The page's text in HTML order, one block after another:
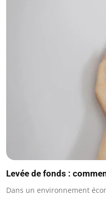
Levée de fonds :
Dans un environnement